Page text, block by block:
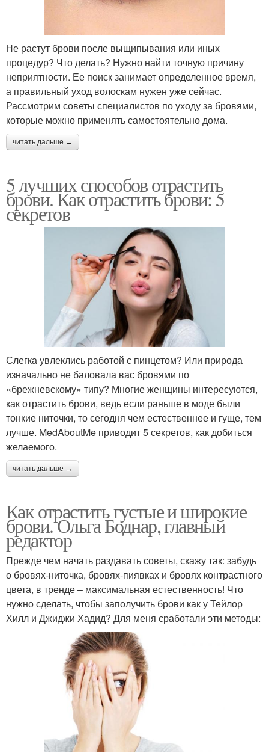
Не растут брови после выщипывания или иных
процедур? Что делать? Нужно найти точную причину
неприятности. Ее поиск занимает определенное время,
а правильный уход волоскам нужен уже сейчас.
Рассмотрим советы специалистов по уходу за бровями,
которые можно применять самостоятельно дома.
читать дальше →
5 лучших способов отрастить
брови. Как отрастить брови: 5
секретов
Слегка увлеклись работой с пинцетом? Или природа
изначально не баловала вас бровями по
«брежневскому» типу? Многие женщины интересуются,
как отрастить брови, ведь если раньше в моде были
тонкие ниточки, то сегодня чем естественнее и гуще, тем
лучше. MedAboutMe приводит 5 секретов, как добиться
желаемого.
читать дальше →
Как отрастить густые и широкие
брови. Ольга Боднар, главный
редактор
Прежде чем начать раздавать советы, скажу так: забудь
о бровях-ниточка, бровях-пиявках и бровях контрастного
цвета, в тренде – максимальная естественность! Что
нужно сделать, чтобы заполучить брови как у Тейлор
Хилл и Джиджи Хадид? Для меня сработали эти методы: